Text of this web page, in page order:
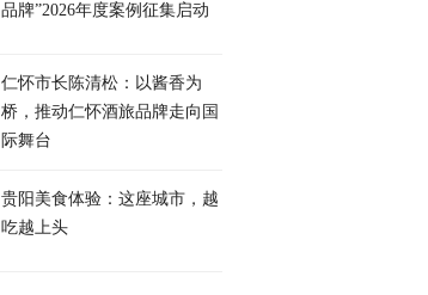
品牌”2026年度案例征集启动
仁怀市长陈清松：以酱香为
桥，推动仁怀酒旅品牌走向国
际舞台
贵阳美食体验：这座城市，越
吃越上头